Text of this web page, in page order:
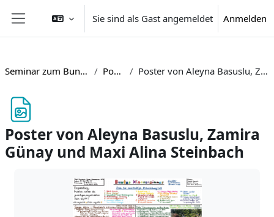
Website-Übersicht
Sie sind als Gast angemeldet Anmelden
Seminar zum Bunten Klassenzimmer NRW Postergalerie Poster von Aleyna Basuslu, Zamira Günay und Maxi Alina Steinbach
Poster von Aleyna Basuslu, Zamira
Günay und Maxi Alina Steinbach